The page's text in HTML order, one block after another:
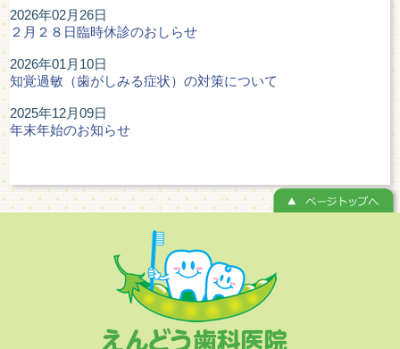
2026年02月26日
２月２８日臨時休診のおしらせ
2026年01月10日
知覚過敏（歯がしみる症状）の対策について
2025年12月09日
年末年始のお知らせ